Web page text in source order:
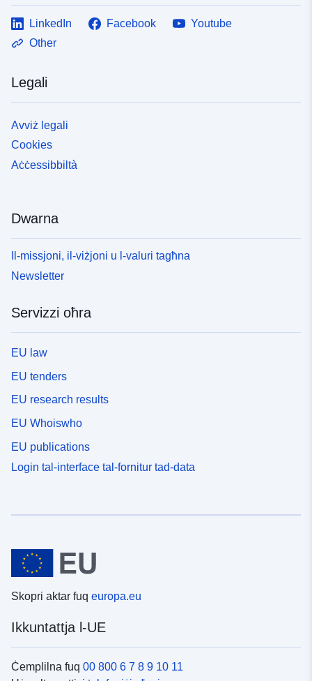
LinkedIn Facebook
Youtube
Other
Legali
Avviż legali
Cookies
Aċċessibbiltà
Dwarna
Il-missjoni, il-viżjoni u l-valuri tagħna
Newsletter
Servizzi oħra
EU law
EU tenders
EU research results
EU Whoiswho
EU publications
Login tal-interface tal-fornitur tad-data
Skopri aktar fuq europa.eu
Ikkuntattja l-UE
Ċemplilna fuq 00 800 6 7 8 9 10 11